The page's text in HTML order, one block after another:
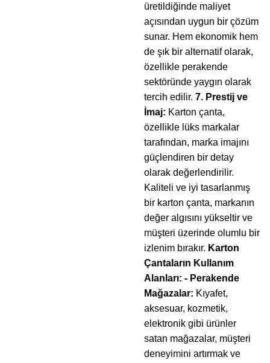
üretildiğinde maliyet
açısından uygun bir çözüm
sunar. Hem ekonomik hem
de şık bir alternatif olarak,
özellikle perakende
sektöründe yaygın olarak
tercih edilir. 7. Prestij ve
İmaj: Karton çanta,
özellikle lüks markalar
tarafından, marka imajını
güçlendiren bir detay
olarak değerlendirilir.
Kaliteli ve iyi tasarlanmış
bir karton çanta, markanın
değer algısını yükseltir ve
müşteri üzerinde olumlu bir
izlenim bırakır. Karton
Çantaların Kullanım
Alanları: - Perakende
Mağazalar: Kıyafet,
aksesuar, kozmetik,
elektronik gibi ürünler
satan mağazalar, müşteri
deneyimini artırmak ve